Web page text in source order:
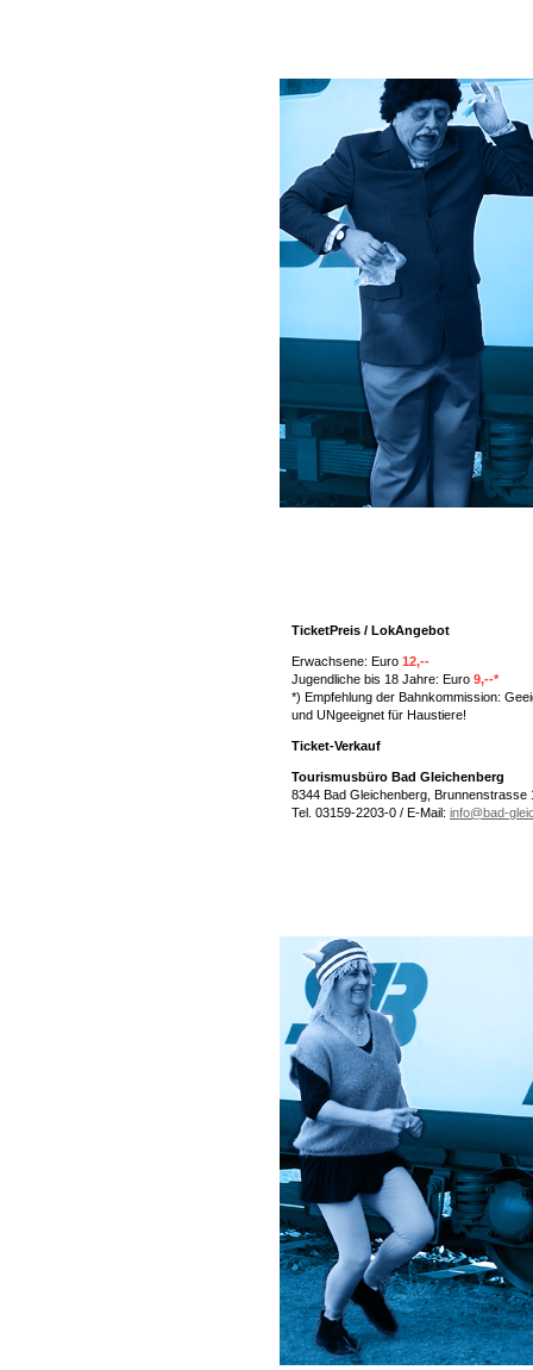
TicketPreis / LokAngebot
Erwachsene: Euro 12,--
Jugendliche bis 18 Jahre: Euro 9,--*
*) Empfehlung der Bahnkommission:
und UNgeeignet für Haustiere!
Ticket-Verkauf
Tourismusbüro Bad Gleichenberg
8344 Bad Gleichenberg, Brunnenstrasse
Tel. 03159-2203-0 / E-Mail: info@bad-